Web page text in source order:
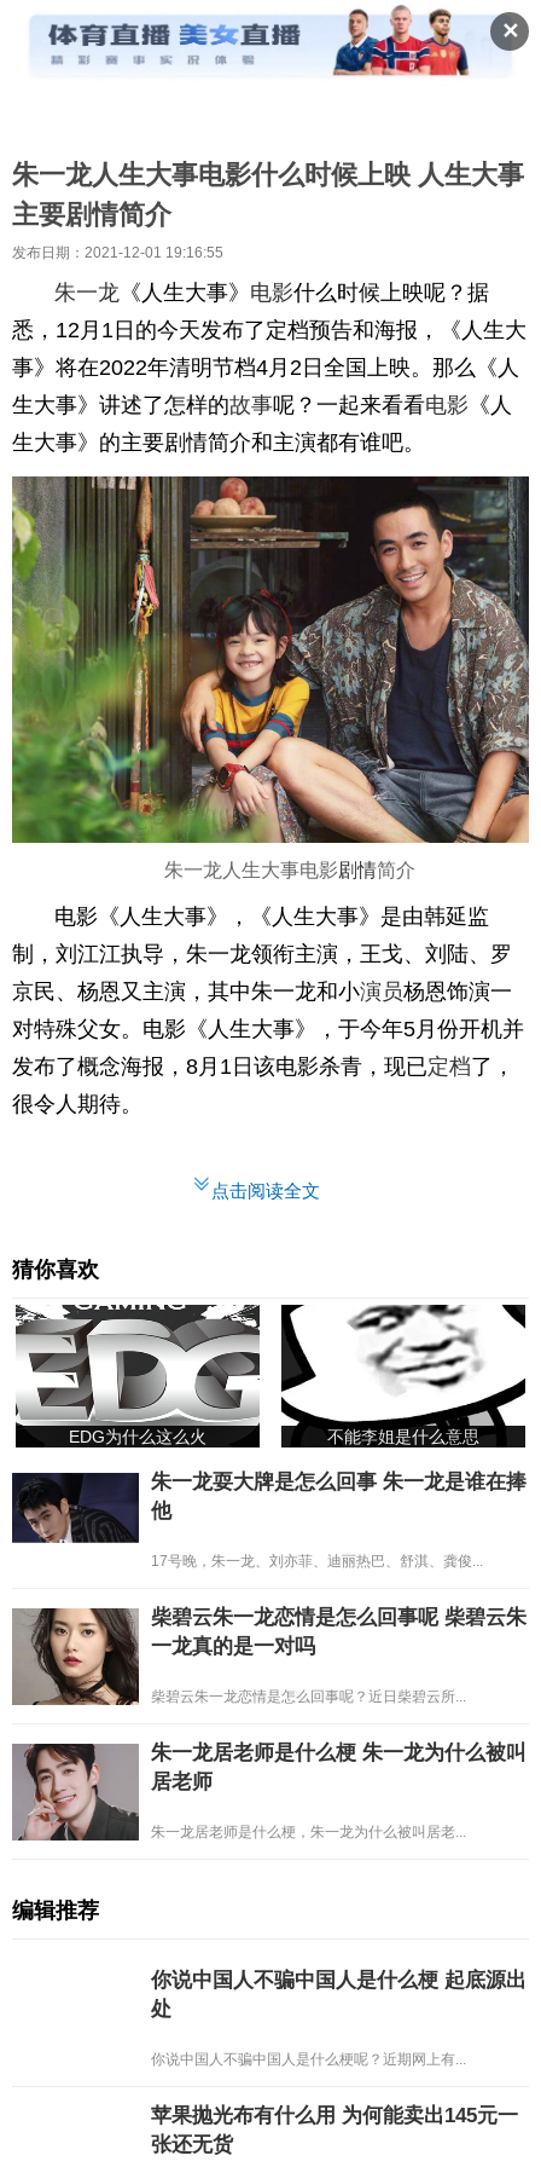
✕
朱一龙人生大事电影什么时候上映 人生大事
主要剧情简介
发布日期：2021-12-01 19:16:55
朱一龙 《人生大事》 电影什么时候上映呢？据
悉，12月1日的今天发布了定档预告和海报，《人生大
事》将在2022年清明节档4月2日全国上映。那么《人
生大事》讲述了怎样的故事呢？一起来看看电影 《人
生大事》的主要剧情简介和主演都有谁吧。
朱一龙人生大事电影剧情简介
电影《人生大事》，《人生大事》是由韩延监
制，刘江江执导，朱一龙领衔主演，王戈、刘陆、罗
京民、杨恩又主演，其中朱一龙和小演员杨恩饰演一
对特殊父女。电影《人生大事》，于今年5月份开机并
发布了概念海报，8月1日该电影杀青，现已定档了，
很令人期待。
点击阅读全文
猜你喜欢
EDG为什么这么火 不能李姐是什么意思
朱一龙耍大牌是怎么回事 朱一龙是谁在捧
他
17号晚，朱一龙、刘亦菲、迪丽热巴、舒淇、龚俊...
柴碧云朱一龙恋情是怎么回事呢 柴碧云朱
一龙真的是一对吗
柴碧云朱一龙恋情是怎么回事呢？近日柴碧云所...
朱一龙居老师是什么梗 朱一龙为什么被叫
居老师
朱一龙居老师是什么梗，朱一龙为什么被叫居老...
编辑推荐
你说中国人不骗中国人是什么梗 起底源出
处
你说中国人不骗中国人是什么梗呢？近期网上有...
苹果抛光布有什么用 为何能卖出145元一
张还无货